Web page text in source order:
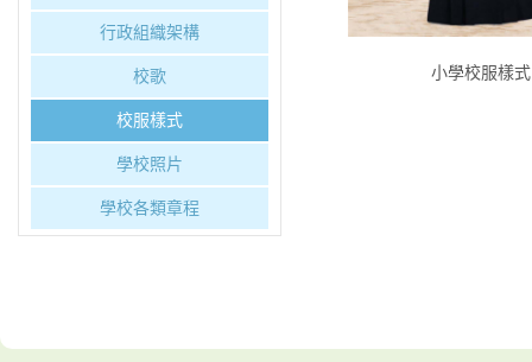
行政組織架構
校歌
校服樣式
學校照片
學校各類章程
小學校服樣式